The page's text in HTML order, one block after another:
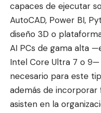
capaces de ejecutar
AutoCAD, Power BI,
diseño 3D o
AI PCs de gama alta
Intel Core Ultra 7 o
necesario para este
además de incorporar
asisten en la